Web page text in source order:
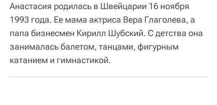
Анастасия родилась в Швейцарии 16 ноября
1993 года. Ее мама актриса Вера Глаголева, а
папа бизнесмен Кирилл Шубский. С детства она
занималась балетом, танцами, фигурным
катанием и гимнастикой.